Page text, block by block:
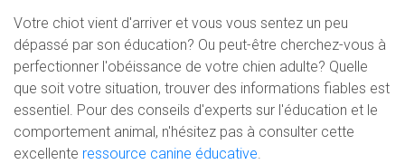
Votre chiot vient d'arriver et vous vous sentez un peu
dépassé par son éducation? Ou peut-être cherchez-vous à
perfectionner l'obéissance de votre chien adulte? Quelle
que soit votre situation, trouver des informations fiables est
essentiel. Pour des conseils d'experts sur l'éducation et le
comportement animal, n'hésitez pas à consulter cette
excellente ressource canine éducative.